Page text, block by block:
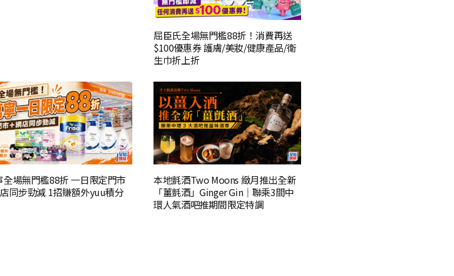
屈臣氏全場無門檻88折！消費再送
$100優惠券 護膚/美妝/健康產品/衛
生巾折上折
全場無門檻88折 一日限定門市
同步勁減 1招賺額外yuu積分
本地氈酒Two Moons 緻月推出全新
「薑氈酒」Ginger Gin｜聯乘3間中
環人氣酒吧推期間限定特調